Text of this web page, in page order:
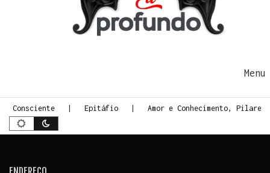
Consciente Epitáfio Amor e Conhecimento,